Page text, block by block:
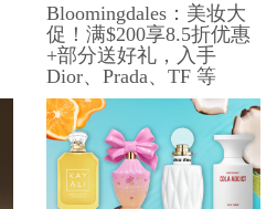
Bloomingdales：美妆大
促！满$200享8.5折优惠
+部分送好礼，入手
Dior、Prada、TF 等